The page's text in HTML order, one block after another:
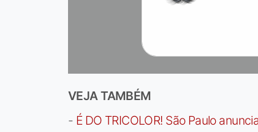
VEJA TAMBÉM
- É DO TRICOLOR! São Paulo